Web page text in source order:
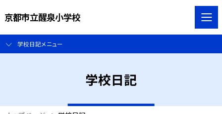
京都市立醒泉小学校
学校日記メニュー
学校日記